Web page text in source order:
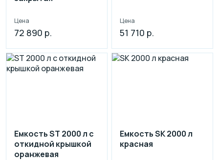
Цена
72 890 р.
Цена
51 710 р.
Емкость ST 2000 л с
откидной крышкой
оранжевая
Емкость SK 2000 л
красная